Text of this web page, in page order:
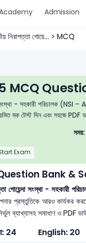
Admission
নিরাপত্তা গোয়ে... > MCQ
MCQ
- সহকারী পরিচালক (NSI
মক টেস্ট দিন এবং সহজে
সময়:
Exam
Bank &
গোয়েন্দা সংস্থা - সহকারী
প্রস্তুতিকে আরও কার্যকর
ব্যাখ্যাসহ সমাধাণ ও PDF
24 English: 20